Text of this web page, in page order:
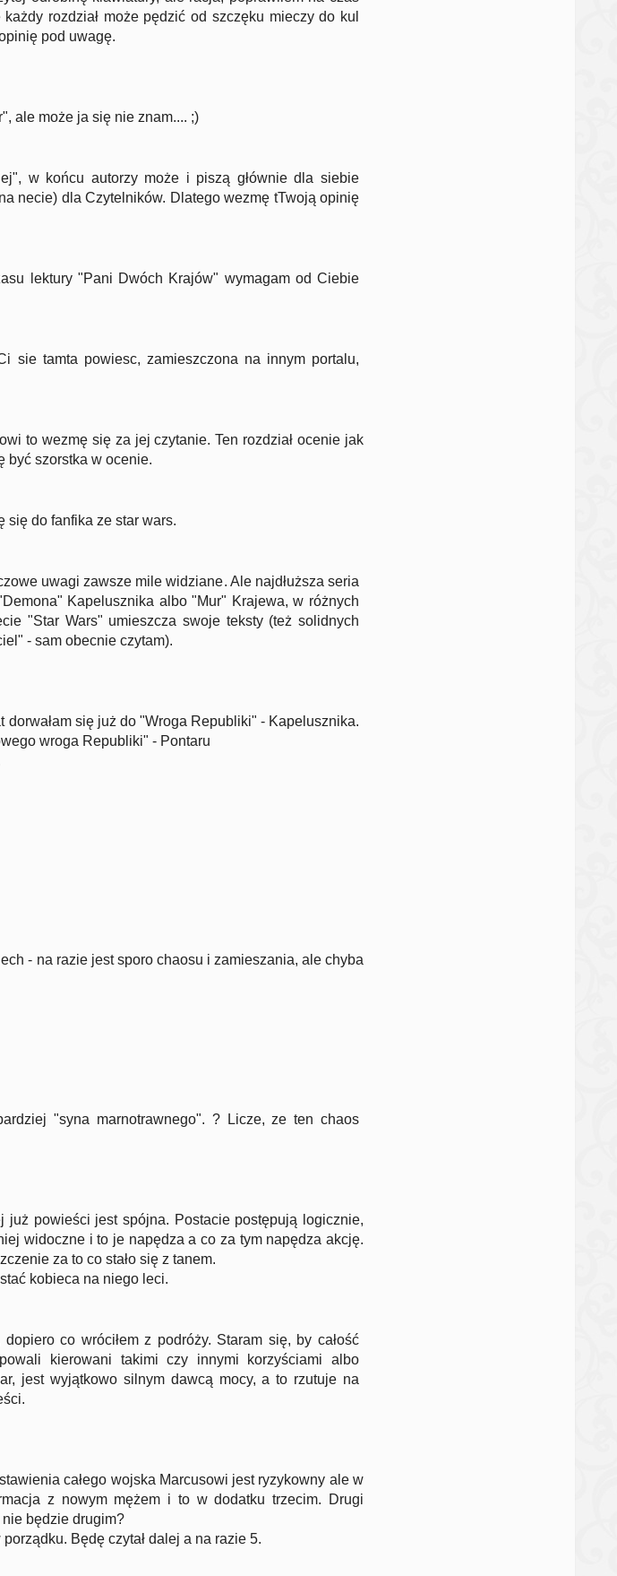
rozdział może pędzić od szczęku mieczy do kul
pod uwagę.
ale może ja się nie znam.... ;)
w końcu autorzy może i piszą głównie dla siebie
necie) dla Czytelników. Dlatego wezmę tTwoją opinię
lektury "Pani Dwóch Krajów" wymagam od Ciebie
sie tamta powiesc, zamieszczona na innym portalu,
to wezmę się za jej czytanie. Ten rozdział ocenie jak
być szorstka w ocenie.
się do fanfika ze star wars.
uwagi zawsze mile widziane. Ale najdłuższa seria
Kapelusznika albo "Mur" Krajewa, w różnych
"Star Wars" umieszcza swoje teksty (też solidnych
- sam obecnie czytam).
dorwałam się już do "Wroga Republiki" - Kapelusznika.
wroga Republiki" - Pontaru
- na razie jest sporo chaosu i zamieszania, ale chyba
"syna marnotrawnego". ? Licze, ze ten chaos
powieści jest spójna. Postacie postępują logicznie,
widoczne i to je napędza a co za tym napędza akcję.
za to co stało się z tanem.
kobieca na niego leci.
co wróciłem z podróży. Staram się, by całość
kierowani takimi czy innymi korzyściami albo
jest wyjątkowo silnym dawcą mocy, a to rzutuje na
całego wojska Marcusowi jest ryzykowny ale w
z nowym mężem i to w dodatku trzecim. Drugi
będzie drugim?
Będę czytał dalej a na razie 5.